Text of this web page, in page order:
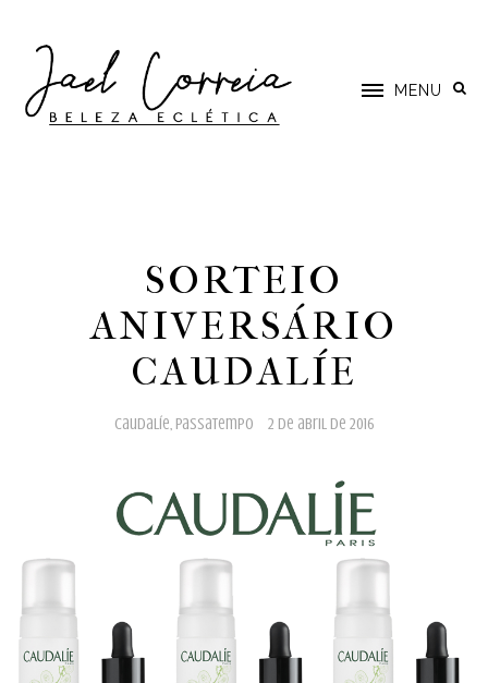
MENU
SORTEIO
ANIVERSÁRIO
CAUDALÍE
caudalíe, passatempo 2 de abril de 2016